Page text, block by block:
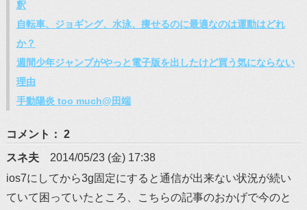
釈
自転車、ジョギング、水泳、痩せるのに最適なのは運動はどれ
か？
週間少年ジャンプがやっと電子版を出したけど買う気にならない
理由
手動陽炎 too much@田端
コメント： 2
スネ夫 2014/05/23 (金) 17:38
ios7にしてから3g固定にすると通信が出来ない状況が続い
ていて困っていたところ、こちらの記事のおかげで今のと